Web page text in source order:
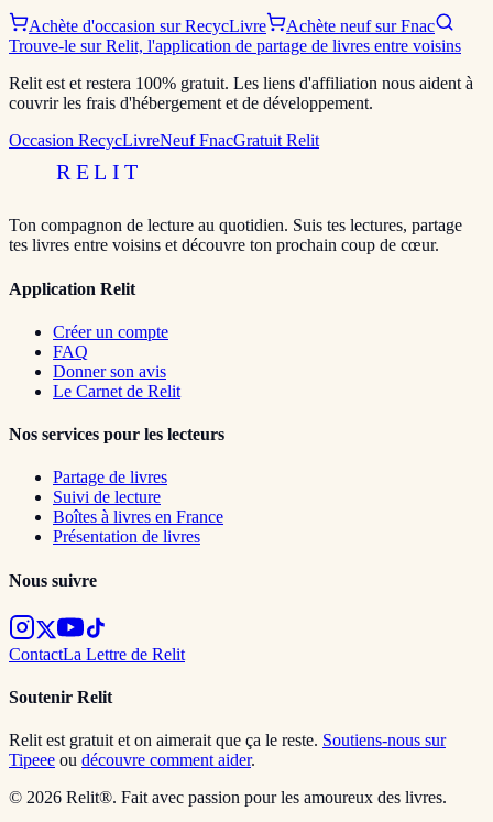
Achète d'occasion sur RecycLivre
Achète neuf sur Fnac
Trouve-le sur Relit, l'application de partage de livres entre voisins
Relit est et restera 100% gratuit. Les liens d'affiliation nous aident à
couvrir les frais d'hébergement et de développement.
Occasion RecycLivreNeuf FnacGratuit Relit
RELIT
Ton compagnon de lecture au quotidien. Suis tes lectures, partage
tes livres entre voisins et découvre ton prochain coup de cœur.
Application Relit
Créer un compte
FAQ
Donner son avis
Le Carnet de Relit
Nos services pour les lecteurs
Partage de livres
Suivi de lecture
Boîtes à livres en France
Présentation de livres
Nous suivre
ContactLa Lettre de Relit
Soutenir Relit
Relit est gratuit et on aimerait que ça le reste. Soutiens-nous sur
Tipeee ou découvre comment aider.
© 2026 Relit®. Fait avec passion pour les amoureux des livres.